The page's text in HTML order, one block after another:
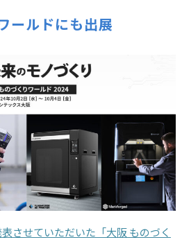
ールドにも出展
させていただいた「大阪 ものづく